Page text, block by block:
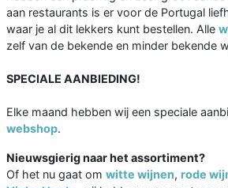
aan restaurants is er voor de Portugal
waar je al dit lekkers kunt bestellen. Alle
zelf van de bekende en minder bekende
SPECIALE AANBIEDING!
Elke maand hebben wij een speciale
webshop.
Nieuwsgierig naar het assortiment?
Of het nu gaat om witte wijnen, rode